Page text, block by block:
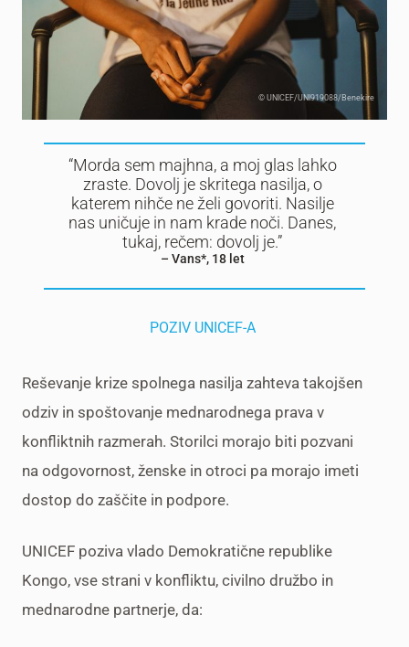
© UNICEF/UNI919088/Benekire
“Morda sem majhna, a moj glas lahko
zraste. Dovolj je skritega nasilja, o
katerem nihče ne želi govoriti. Nasilje
nas uničuje in nam krade noči. Danes,
tukaj, rečem: dovolj je.”
– Vans*, 18 let
POZIV UNICEF-A
Reševanje krize spolnega nasilja zahteva takojšen
odziv in spoštovanje mednarodnega prava v
konfliktnih razmerah. Storilci morajo biti pozvani
na odgovornost, ženske in otroci pa morajo imeti
dostop do zaščite in podpore.
UNICEF poziva vlado Demokratične republike
Kongo, vse strani v konfliktu, civilno družbo in
mednarodne partnerje, da: